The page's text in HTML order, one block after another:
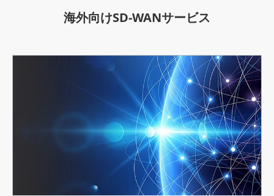
海外向けSD-WANサービス